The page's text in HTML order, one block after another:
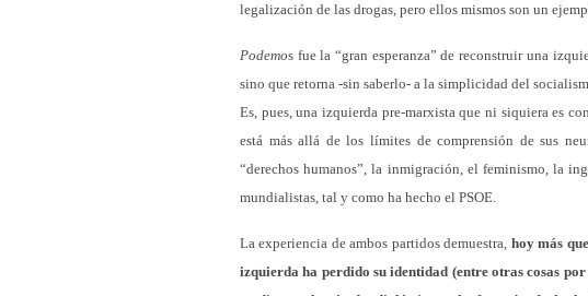
legalización de las drogas, pero ellos mismos son un
Podemos fue la “gran esperanza” de reconstruir una
sino que retorna -sin saberlo- a la simplicidad del
Es, pues, una izquierda pre-marxista que ni siquiera es
está más allá de los límites de comprensión de sus
“derechos humanos”, la inmigración, el feminismo, la
mundialistas, tal y como ha hecho el PSOE.
La experiencia de ambos partidos demuestra, hoy más
izquierda ha perdido su identidad (entre otras cosas